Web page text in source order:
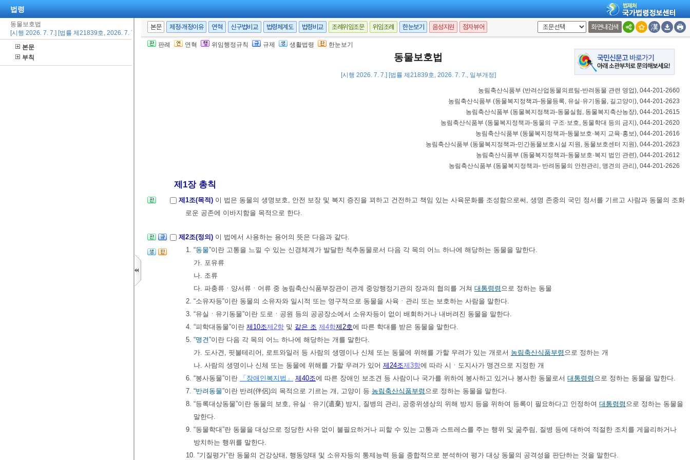
법령
동물보호법
[시행 2026. 7. 7.] [법률 제21839호, 2026. 7. 7., 일부개정]
본문
부칙
본문 제정·개정이유 연혁 신구법비교 법령체계도 법령비교 조례위임조문 위임조례 한눈보기 음성지원 점자뷰어 화면내검색
판례 연혁 위임행정규칙 규제 생활법령 한눈보기
동물보호법
[시행 2026. 7. 7.] [법률 제21839호, 2026. 7. 7., 일부개정]
농림축산식품부 (반려산업동물의료팀-반려동물 관련 영업), 044-201-2660
농림축산식품부 (동물복지정책과-동물등록, 유실·유기동물, 길고양이 ), 044-201-2623
농림축산식품부 (동물복지정책과-동물실험, 동물복지축산농장), 044-201-2615
농림축산식품부 (동물복지정책과-동물의 구조·보호, 동물학대 등의 금지 ), 044-201-2620
농림축산식품부 (동물복지정책과-동물보호·복지 교육·홍보), 044-201-2616
농림축산식품부 (동물복지정책과-민간동물보호시설 지원, 동물보호센터 지원), 044-201-2623
농림축산식품부 (동물복지정책과-동물보호·복지 법인 관련), 044-201-2612
농림축산식품부 (동물복지정책과- 반려동물의 안전관리, 맹견의 관리 ), 044-201-2626
제1장 총칙
제1조(목적) 이 법은 동물의 생명보호, 안전 보장 및 복지 증진을 꾀하고 건전하고 책임 있는 사육문화를 조성함으로써, 생명 존중의 국민 정서를 기르고 사람과 동물의 조화
로운 공존에 이바지함을 목적으로 한다.
제2조(정의) 이 법에서 사용하는 용어의 뜻은 다음과 같다.
1. “동물”이란 고통을 느낄 수 있는 신경체계가 발달한 척추동물로서 다음 각 목의 어느 하나에 해당하는 동물을 말한다.
가. 포유류
나. 조류
다. 파충류ㆍ양서류ㆍ어류 중 농림축산식품부장관이 관계 중앙행정기관의 장과의 협의를 거쳐 대통령령 으로 정하는 동물
2. “소유자등”이란 동물의 소유자와 일시적 또는 영구적으로 동물을 사육ㆍ관리 또는 보호하는 사람을 말한다.
3. “유실ㆍ유기동물”이란 도로ㆍ공원 등의 공공장소에서 소유자등이 없이 배회하거나 내버려진 동물을 말한다.
4. “피학대동물”이란 제10조제2항 및 같은 조 제4항제2호에 따른 학대를 받은 동물을 말한다.
5. “맹견”이란 다음 각 목의 어느 하나에 해당하는 개를 말한다.
가. 도사견, 핏불테리어, 로트와일러 등 사람의 생명이나 신체 또는 동물에 위해를 가할 우려가 있는 개로서 농림축산식품부령 으로 정하는 개
나. 사람의 생명이나 신체 또는 동물에 위해를 가할 우려가 있어 제24조제3항에 따라 시ㆍ도지사가 맹견으로 지정한 개
6. “봉사동물”이란
「장애인복지법」 제40조에 따른 장애인 보조견 등 사람이나 국가를 위하여 봉사하고 있거나 봉사한 동물로서 대통령령 으로 정하는 동물을 말한다.
7. “반려동물”이란 반려(伴侶)의 목적으로 기르는 개, 고양이 등 농림축산식품부령 으로 정하는 동물을 말한다.
8. “등록대상동물”이란 동물의 보호, 유실ㆍ유기(遺棄) 방지, 질병의 관리, 공중위생상의 위해 방지 등을 위하여 등록이 필요하다고 인정하여 대통령령 으로 정하는 동물을
말한다.
9. “동물학대”란 동물을 대상으로 정당한 사유 없이 불필요하거나 피할 수 있는 고통과 스트레스를 주는 행위 및 굶주림, 질병 등에 대하여 적절한 조치를 게을리하거나
방치하는 행위를 말한다.
10. “기질평가”란 동물의 건강상태, 행동양태 및 소유자등의 통제능력 등을 종합적으로 분석하여 평가 대상 동물의 공격성을 판단하는 것을 말한다.